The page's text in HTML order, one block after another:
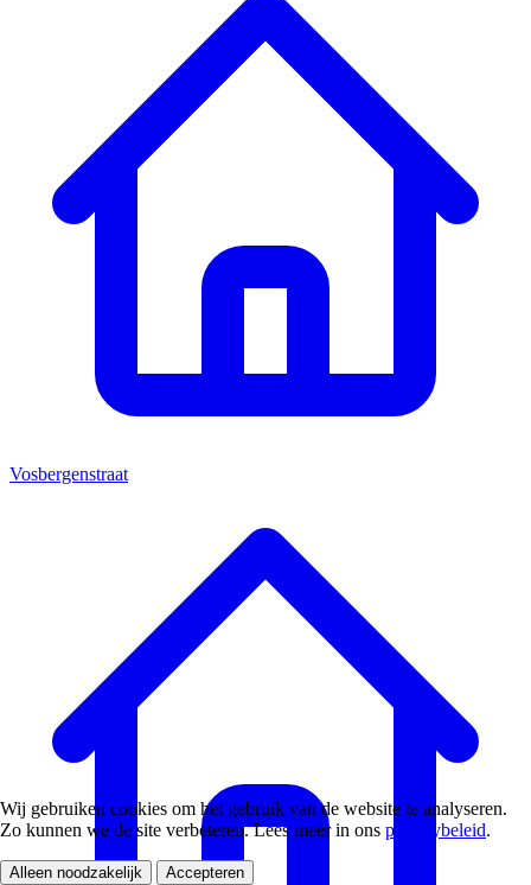
Vosbergenstraat
Wij gebruiken cookies om het gebruik van de website te analyseren.
Zo kunnen we de site verbeteren. Lees meer in ons privacybeleid.
Alleen noodzakelijk Accepteren